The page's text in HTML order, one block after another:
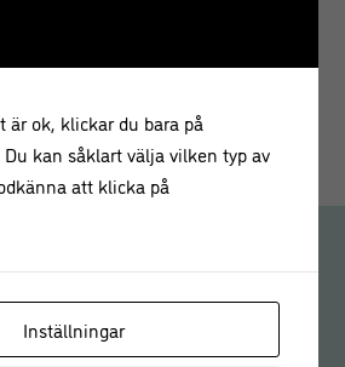
ditt favorit te i.
är ok, klickar du bara på
kan såklart välja vilken typ av
att klicka på
Inställningar